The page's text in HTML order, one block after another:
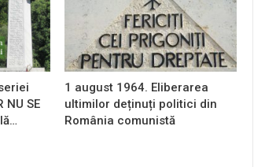
NU SE
1 august 1964. Eliberarea
ultimilor deținuți politici din
România comunistă